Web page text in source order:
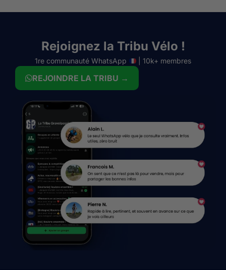
Rejoignez la Tribu Vélo !
1re communauté WhatsApp | 10k+ membres
REJOINDRE LA TRIBU →